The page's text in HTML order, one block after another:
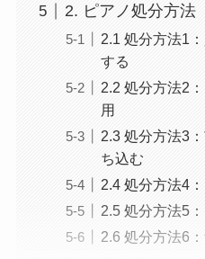
2. ピアノ処分方法
2.1 処分方法1
する
2.2 処分方法2
用
2.3 処分方法3
ち込む
2.4 処分方法4
2.5 処分方法5
2.6 処分方法6